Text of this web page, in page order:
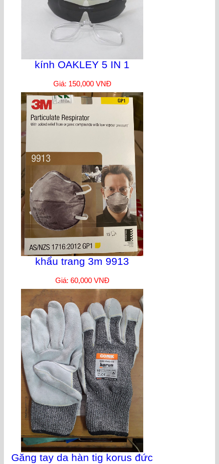
kính OAKLEY 5 IN 1
Giá: 150,000 VNĐ
khẩu trang 3m 9913
Giá: 60,000 VNĐ
Găng tay da hàn tig korus đức